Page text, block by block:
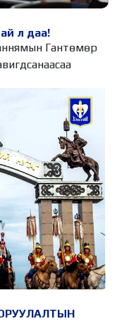
л даа!
Гантөмөр
ОРУУЛАЛТЫН